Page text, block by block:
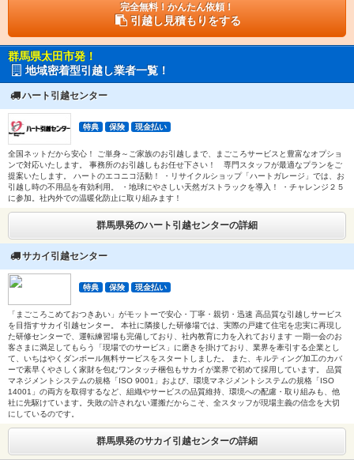
完全無料！かんたん依頼！
引越し見積もりをする
群馬県太田市発！
地域密着型引越し業者一覧！
ハート引越センター
特典 保険 現金払い
全国ネットだから安心！ ご単身～ご家族のお引越しまで、まごころサービスと豊富なオプショ
ンで対応いたします。 事務所のお引越しもお任せ下さい！ 専門スタッフが最適なプランをご
提案いたします。 ハートのエコニコ活動！ ・リサイクルショップ「ハートガレージ」では、お
引越し時の不用品を有効利用。 ・地球にやさしい天然ガストラックを導入！ ・チャレンジ２５
に参加。社内外での温暖化防止に取り組みます！
群馬県発のハート引越センターの詳細
サカイ引越センター
特典 保険 現金払い
「まごころこめておつきあい」がモットーで安心・丁寧・親切・迅速 高品質な引越しサービス
を目指すサカイ引越センター。 本社に隣接した研修場では、実際の戸建て住宅を忠実に再現し
た研修センターで、運転練習場も完備しており、社内教育に力を入れております 一期一会のお
客さまに満足してもらう「現場でのサービス」に磨きを掛けており、業界を牽引する企業とし
て、いちはやくダンボール無料サービスをスタートしました。 また、キルティング加工のカバ
ーで素早くやさしく家財を包むワンタッチ梱包もサカイが業界で初めて採用しています。 品質
マネジメントシステムの規格「ISO 9001」および、環境マネジメントシステムの規格「ISO
14001」の両方を取得するなど、組織やサービスの品質維持、環境への配慮・取り組みも、他
社に先駆けています。失敗の許されない運搬だからこそ、全スタッフが現場主義の信念を大切
にしているのです。
群馬県発のサカイ引越センターの詳細